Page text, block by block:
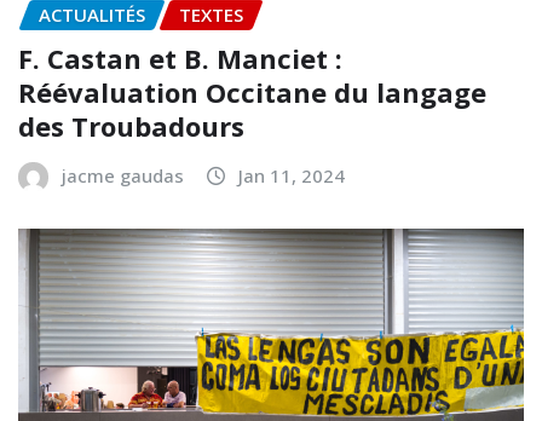
ACTUALITÉS TEXTES
F. Castan et B. Manciet :
Réévaluation Occitane du langage
des Troubadours
jacme gaudas Jan 11, 2024